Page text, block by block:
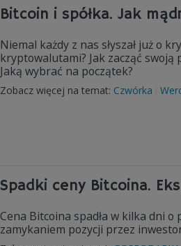
Bitcoin i spółka. Jak
Niemal każdy z nas słyszał już o
kryptowalutami? Jak zacząć
Jaką wybrać na początek?
Zobacz więcej na temat: Czwórka
Spadki ceny Bitcoina.
Cena Bitcoina spadła w kilka dni
zamykaniem pozycji przez